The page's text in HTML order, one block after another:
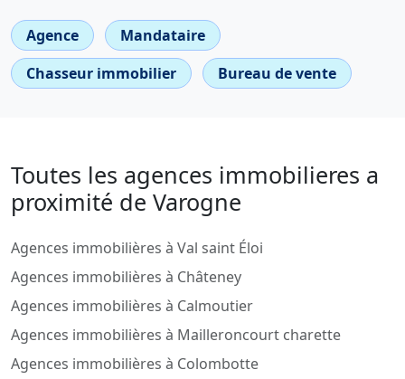
Agence
Mandataire
Chasseur immobilier
Bureau de vente
Toutes les agences immobilieres a
proximité de Varogne
Agences immobilières à Val saint Éloi
Agences immobilières à Châteney
Agences immobilières à Calmoutier
Agences immobilières à Mailleroncourt charette
Agences immobilières à Colombotte